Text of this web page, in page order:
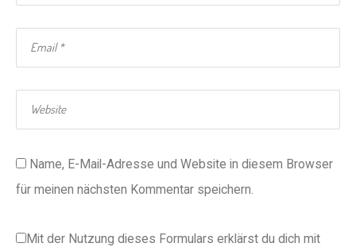
Name, E-Mail-Adresse und Website in diesem Browser
für meinen nächsten Kommentar speichern.
Mit der Nutzung dieses Formulars erklärst du dich mit